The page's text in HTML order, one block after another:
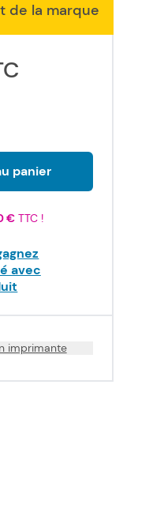
de la marque
panier
€TTC !
avec
imprimante